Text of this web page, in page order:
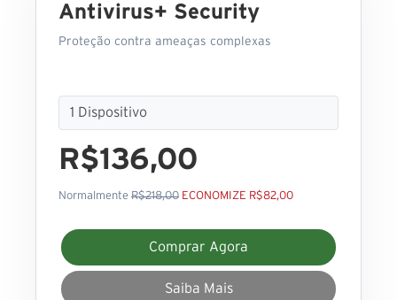
Antivirus+ Security
Proteção contra ameaças complexas
R$136,00
Normalmente R$218,00 ECONOMIZE R$82,00
Comprar Agora
Saiba Mais